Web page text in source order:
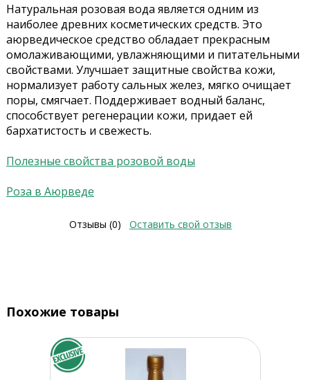
Натуральная розовая вода является одним из
наиболее древних косметических средств. Это
аюрведическое средство обладает прекрасным
омолаживающими, увлажняющими и питательными
свойствами. Улучшает защитные свойства кожи,
нормализует работу сальных желез, мягко очищает
поры, смягчает. Поддерживает водный баланс,
способствует регенерации кожи, придает ей
бархатистость и свежесть.
Полезные свойства розовой воды
Роза в Аюрведе
Отзывы (0) Оставить свой отзыв
Похожие товары